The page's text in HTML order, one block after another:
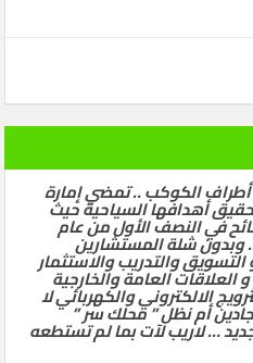
أطراف الكوكب .. تمضي إمارة
أهدافها السياحية حيث
7.12 مليون سائح في النصف الأول من عام
.. وبدون شلة المستشارين
التسويق والتدريب والاستثمار
العلاقات العامة والخارجية
الالكتروني والكهربائي لا
أم نظل ” محلك سر ”
… لاريب لآت بما لم تستطعه